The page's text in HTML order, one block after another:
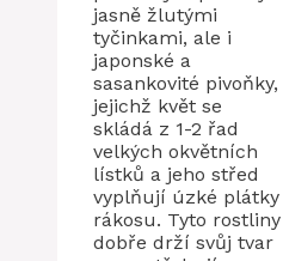
jasně žlutými
tyčinkami, ale i
japonské a
sasankovité pivoňky,
jejichž květ se
skládá z 1-2 řad
velkých okvětních
lístků a jeho střed
vyplňují úzké plátky
rákosu. Tyto rostliny
dobře drží svůj tvar